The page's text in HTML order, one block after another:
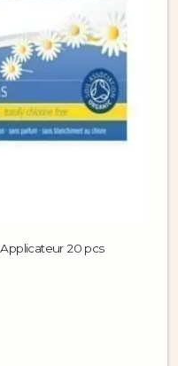
Applicateur 20 pcs